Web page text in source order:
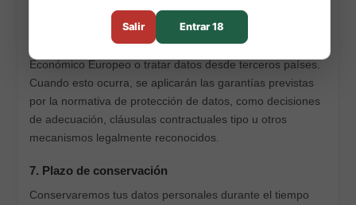
Algunos proveedores tecnológicos, de pago, analítica o
comunicación pueden estar ubicados fuera del Espacio
Económico Europeo o tratar datos desde terceros países.
Cuando esto ocurra, se aplicarán las garantías previstas
por la normativa de protección de datos, como decisiones
de adecuación, cláusulas contractuales tipo u otros
mecanismos legalmente reconocidos.
7. Plazo de conservación
Conservaremos tus datos personales durante el tiempo
Salir Entrar 18